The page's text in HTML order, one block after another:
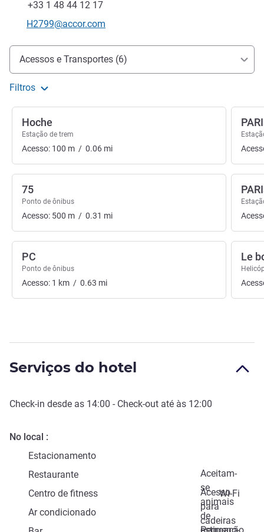
Fax
+33 1 48 44 12 17
E-mail de contacto
H2799@accor.com
Acesso e transporte
Acessos e Transportes (6)
Filtros
Hoche
Estação de trem
Acesso: 100 m / 0.06 mi
75
Ponto de ônibus
Acesso: 500 m / 0.31 mi
PC
Ponto de ônibus
Acesso: 1 km / 0.63 mi
Le
Serviços do hotel
Check-in desde as 14:00 - Check-out até às 12:00
No local
Estacionamento
Aceitam-
se
animais
de
Restaurante
Acesso
para
cadeiras
Centro de fitness
Wi-Fi
Ar condicionado